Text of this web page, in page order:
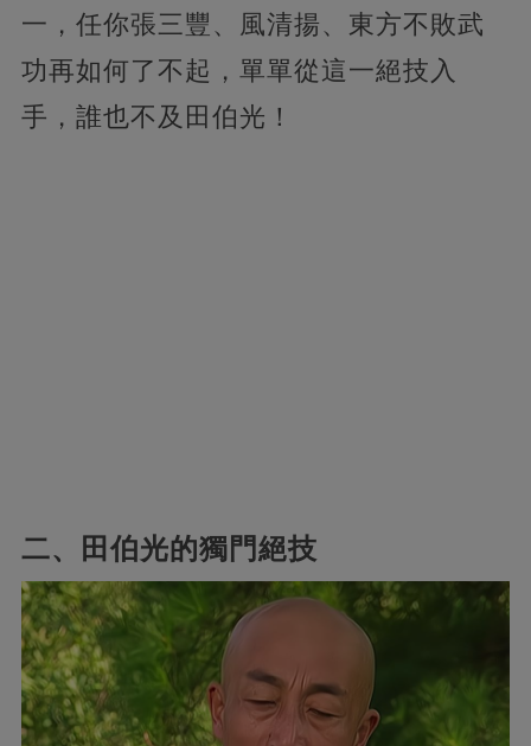
一，任你張三豐、風清揚、東方不敗武
功再如何了不起，單單從這一絕技入
手，誰也不及田伯光！
二、田伯光的獨門絕技